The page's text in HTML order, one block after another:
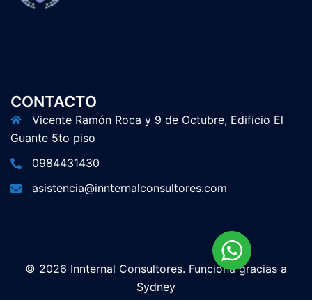
CONTACTO
Vicente Ramón Roca y 9 de Octubre, Edificio El
Guante 5to piso
0984431430
asistencia@innternalconsultores.com
© 2026 Innternal Consultores. Funciona gracias a
Sydney